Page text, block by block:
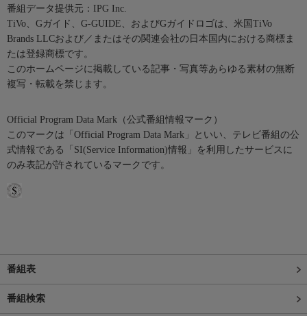
番組データ提供元：IPG Inc.
TiVo、Gガイド、G-GUIDE、およびGガイドロゴは、米国TiVo
Brands LLCおよび／またはその関連会社の日本国内における商標ま
たは登録商標です。
このホームページに掲載している記事・写真等あらゆる素材の無断
複写・転載を禁じます。
Official Program Data Mark（公式番組情報マーク）
このマークは「Official Program Data Mark」といい、テレビ番組の公
式情報である「SI(Service Information)情報」を利用したサービスに
のみ表記が許されているマークです。
番組表
番組検索